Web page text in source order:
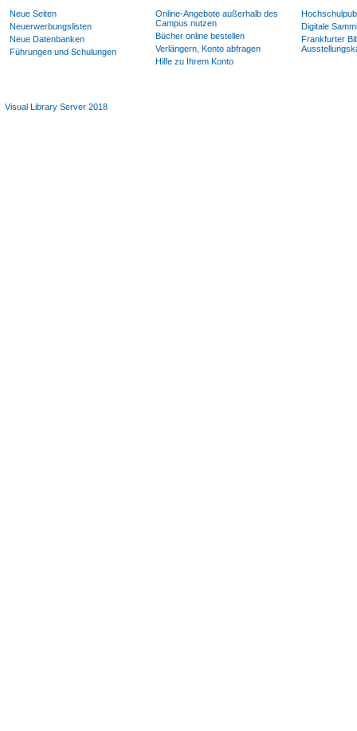
Neue Seiten
Neuerwerbungslisten
Neue Datenbanken
Führungen und Schulungen
Online-Angebote außerhalb des
Campus nutzen
Bücher online bestellen
Verlängern, Konto abfragen
Hilfe zu Ihrem Konto
Digitale
Frankfurter
Visual Library Server 2018